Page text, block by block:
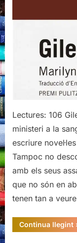
Lectures: 106
ministeri a la
escriure
Tampoc no
amb els seus
que no són en
tenen tan a
Continua llegint